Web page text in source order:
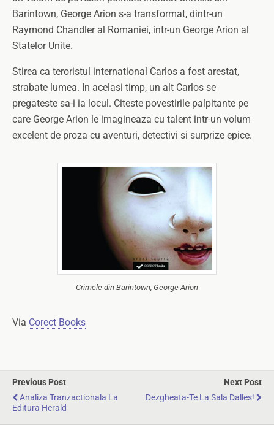
Barintown, George Arion s-a transformat, dintr-un
Raymond Chandler al Romaniei, intr-un George Arion al
Statelor Unite.
Stirea ca teroristul international Carlos a fost arestat,
strabate lumea. In acelasi timp, un alt Carlos se
pregateste sa-i ia locul. Citeste povestirile palpitante pe
care George Arion le imagineaza cu talent intr-un volum
excelent de proza cu aventuri, detectivi si surprize epice.
Crimele din Barintown, George Arion
Via Corect Books
Previous Post
Analiza Tranzactionala La
Editura Herald
Next Post
Dezgheata-Te La Sala Dalles!